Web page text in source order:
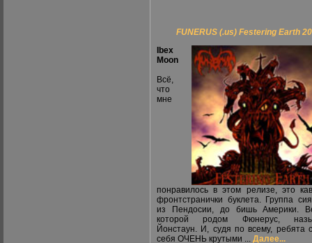
FUNERUS (.us) Festering Earth
Ibex
Moon
Всё,
что
мне
понравилось в этом релизе, это
фронтстранички буклета. Группа
из Пендосии, до бишь Америки.
которой родом Фюнерус,
Йонстаун. И, судя по всему, ребята
себя ОЧЕНЬ крутыми ... Далее...